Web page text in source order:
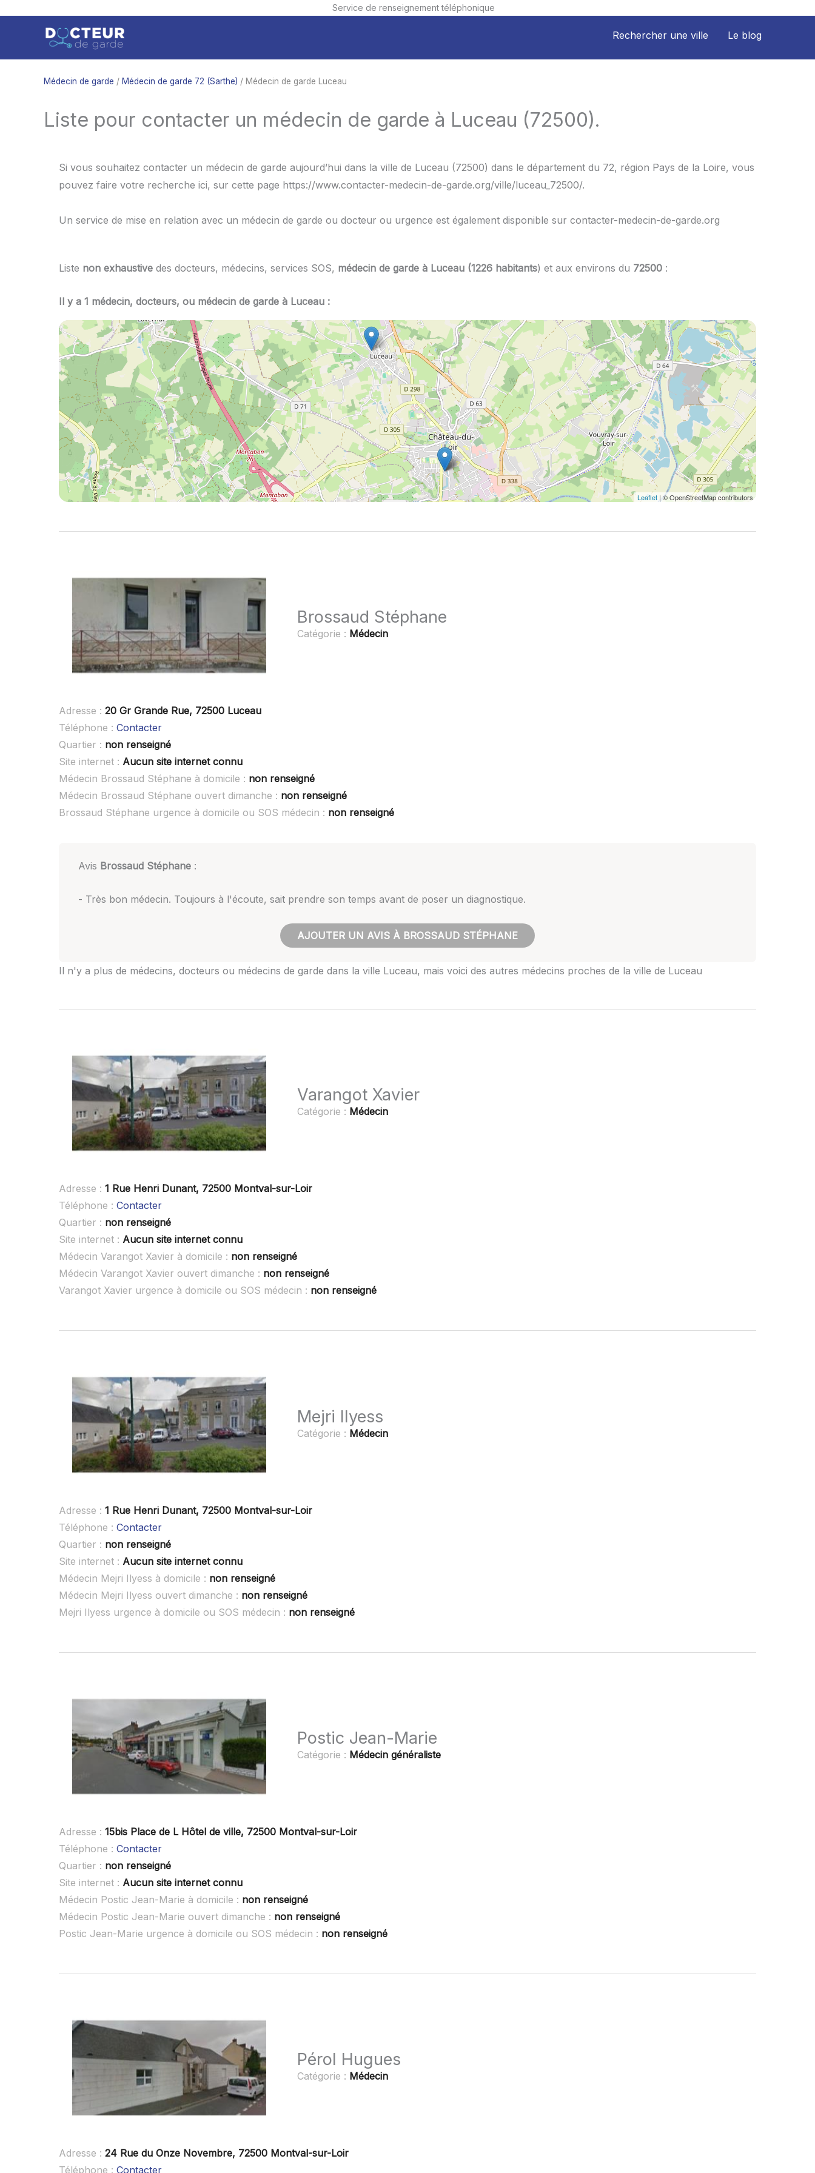
Service de renseignement téléphonique
contenu
Rechercher une ville Le blog
Médecin de garde / Médecin de garde 72 (Sarthe) / Médecin de garde Luceau
Liste pour contacter un médecin de garde à Luceau (72500).
Si vous souhaitez contacter un médecin de garde aujourd’hui dans la ville de Luceau (72500) dans le département du 72, région Pays de la Loire, vous
pouvez faire votre recherche ici, sur cette page https://www.contacter-medecin-de-garde.org/ville/luceau_72500/.
Un service de mise en relation avec un médecin de garde ou docteur ou urgence est également disponible sur contacter-medecin-de-garde.org
Liste non exhaustive des docteurs, médecins, services SOS, médecin de garde à Luceau (1226 habitants) et aux environs du 72500 :
Il y a 1 médecin, docteurs, ou médecin de garde à Luceau :
Leaflet | © OpenStreetMap contributors
Brossaud Stéphane
Catégorie : Médecin
Adresse : 20 Gr Grande Rue, 72500 Luceau
Téléphone : Contacter
Quartier : non renseigné
Site internet : Aucun site internet connu
Médecin Brossaud Stéphane à domicile : non renseigné
Médecin Brossaud Stéphane ouvert dimanche : non renseigné
Brossaud Stéphane urgence à domicile ou SOS médecin : non renseigné
Avis Brossaud Stéphane :
- Très bon médecin. Toujours à l'écoute, sait prendre son temps avant de poser un diagnostique.
AJOUTER UN AVIS À BROSSAUD STÉPHANE
Il n'y a plus de médecins, docteurs ou médecins de garde dans la ville Luceau, mais voici des autres médecins proches de la ville de Luceau
Varangot Xavier
Catégorie : Médecin
Adresse : 1 Rue Henri Dunant, 72500 Montval-sur-Loir
Téléphone : Contacter
Quartier : non renseigné
Site internet : Aucun site internet connu
Médecin Varangot Xavier à domicile : non renseigné
Médecin Varangot Xavier ouvert dimanche : non renseigné
Varangot Xavier urgence à domicile ou SOS médecin : non renseigné
Mejri Ilyess
Catégorie : Médecin
Adresse : 1 Rue Henri Dunant, 72500 Montval-sur-Loir
Téléphone : Contacter
Quartier : non renseigné
Site internet : Aucun site internet connu
Médecin Mejri Ilyess à domicile : non renseigné
Médecin Mejri Ilyess ouvert dimanche : non renseigné
Mejri Ilyess urgence à domicile ou SOS médecin : non renseigné
Postic Jean-Marie
Catégorie : Médecin généraliste
Adresse : 15bis Place de L Hôtel de ville, 72500 Montval-sur-Loir
Téléphone : Contacter
Quartier : non renseigné
Site internet : Aucun site internet connu
Médecin Postic Jean-Marie à domicile : non renseigné
Médecin Postic Jean-Marie ouvert dimanche : non renseigné
Postic Jean-Marie urgence à domicile ou SOS médecin : non renseigné
Pérol Hugues
Catégorie : Médecin
Adresse : 24 Rue du Onze Novembre, 72500 Montval-sur-Loir
Téléphone : Contacter